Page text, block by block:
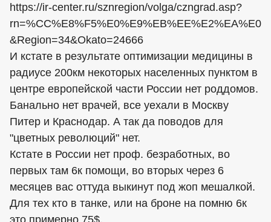
https://ir-center.ru/sznregion/volga/czngrad.asp?
rn=%CC%E8%F5%E0%E9%EB%EE%E2%EA%E0
&Region=34&Okato=24666
И кстате в результате оптимизации медицины в
радиусе 200км некоторых населенных пунктом в
центре европейской части России нет роддомов.
Банально нет врачей, все уехали в Москву
Питер и Краснодар. А так да поводов для
"цветных революций" нет.
Кстате в России нет проф. безработных, во
первых там 6к помощи, во вторых через 6
месяцев вас оттуда выкинут под жоп мешалкой.
Для тех кто в танке, или на броне на помню 6к
это примерно 75$.